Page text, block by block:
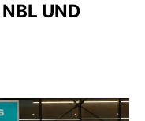
UND